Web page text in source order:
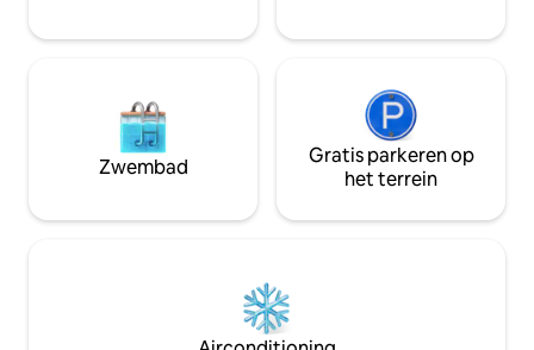
Zwembad
Gratis parkeren op
het terrein